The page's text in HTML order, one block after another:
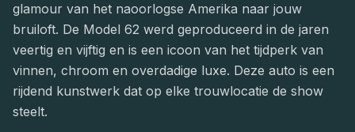
glamour van het naoorlogse Amerika naar jouw
bruiloft. De Model 62 werd geproduceerd in de jaren
veertig en vijftig en is een icoon van het tijdperk van
vinnen, chroom en overdadige luxe. Deze auto is een
rijdend kunstwerk dat op elke trouwlocatie de show
steelt.